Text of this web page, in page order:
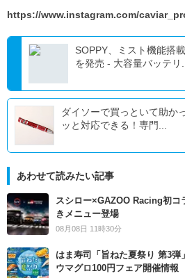
https://www.instagram.com/
SOPPY、ミスト機能搭
を発売 - 大容量バッテリ
ダイソーで買っといて助か
ッと対応できる！専門...
あわせて読みたい記事
スシロー×GAZOO Racing初コ
きメニュー登場
08月08日 11時30分
はま寿司「旨ねた夏祭り 第3弾
ウマグロ100円フェア開催情報